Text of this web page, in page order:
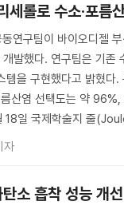
세롤로 수소·포름
연구팀이 바이오디젤
발했다. 연구팀은 기존
템을 구현했다고 밝혔다
산염 선택도는 약
일 국제학술지 줄
자
소 흡착 성능 개선